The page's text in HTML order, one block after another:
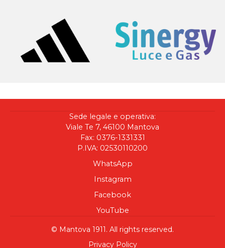
Sede legale e operativa:
Viale Te 7, 46100 Mantova
Fax: 0376-1331331
P.IVA: 02530110200
WhatsApp
Instagram
Facebook
YouTube
© Mantova 1911. All rights reserved.
Privacy Policy